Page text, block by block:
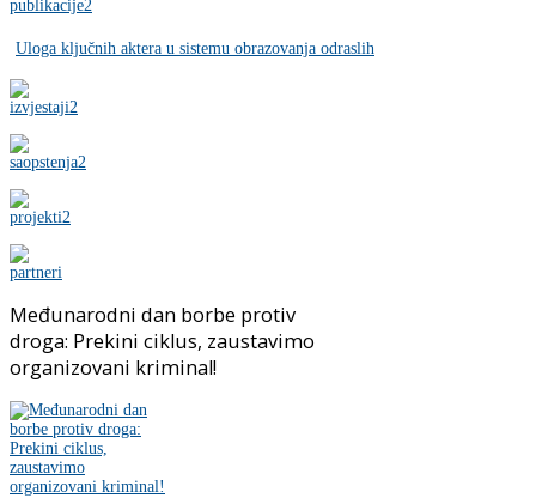
Uloga ključnih aktera u sistemu obrazovanja odraslih
Međunarodni dan borbe protiv
droga: Prekini ciklus, zaustavimo
organizovani kriminal!